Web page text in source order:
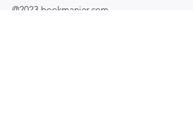
@2023 bookmanier.com